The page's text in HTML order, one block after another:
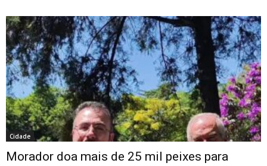
Cidade
Morador doa mais de 25 mil peixes para